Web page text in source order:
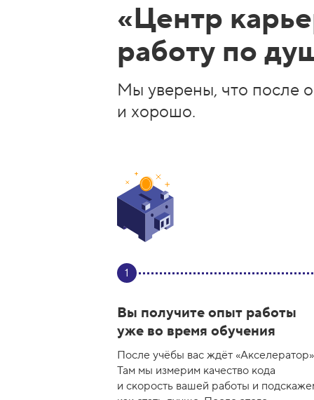
«Центр
работу по
Мы уверены, что после
и хорошо.
1
Вы получите опыт работы
уже во время обучения
После учёбы вас ждёт
Там мы измерим качество кода
и скорость вашей работы и